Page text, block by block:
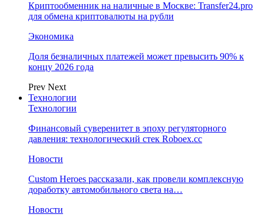
Криптообменник на наличные в Москве: Transfer24.pro
для обмена криптовалюты на рубли
Экономика
Доля безналичных платежей может превысить 90% к
концу 2026 года
Prev Next
Технологии
Технологии
Финансовый суверенитет в эпоху регуляторного
давления: технологический стек Roboex.cc
Новости
Custom Heroes рассказали, как провели комплексную
доработку автомобильного света на…
Новости